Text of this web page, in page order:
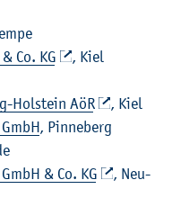
Co. KG
, Kiel
Hol­stein AöR
, Kiel
, Pin­ne­berg
& Co. KG
, Neu­